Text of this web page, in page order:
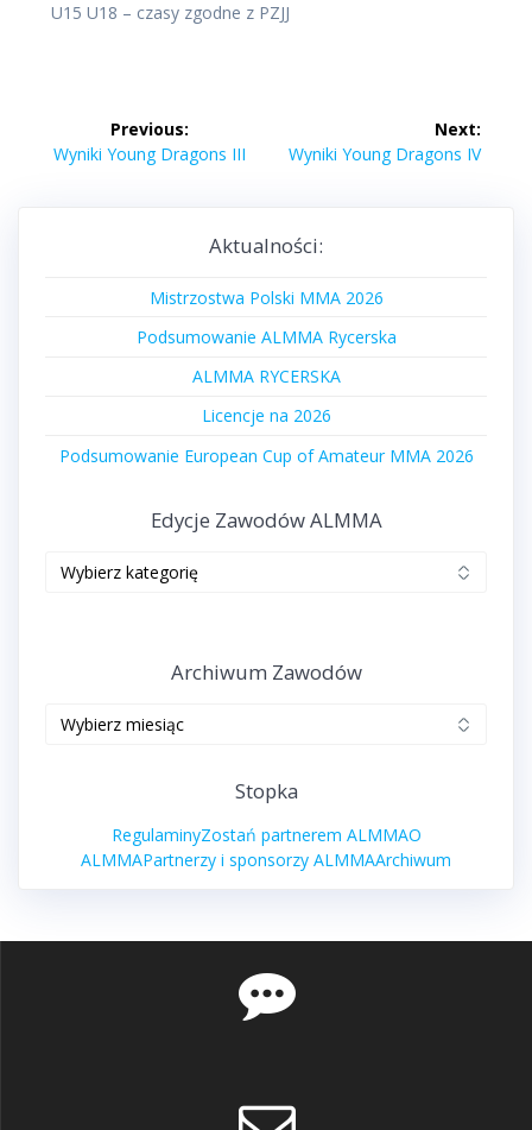
U15 U18 – czasy zgodne z PZJJ
Nawigacja
wpisu
Previous:
Previous
Wyniki Young Dragons III
Next:
Next
Wyniki Young Dragons IV
Aktualności:
Mistrzostwa Polski MMA 2026
Podsumowanie ALMMA Rycerska
ALMMA RYCERSKA
Licencje na 2026
Podsumowanie European Cup of Amateur MMA 2026
Edycje Zawodów ALMMA
Archiwum Zawodów
Stopka
RegulaminyZostań partnerem ALMMAO
ALMMAPartnerzy i sponsorzy ALMMAArchiwum